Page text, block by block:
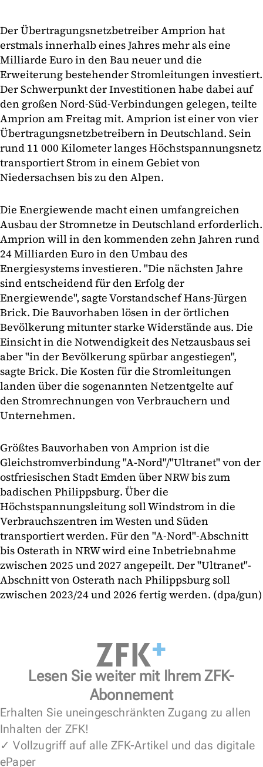
Der Übertragungsnetzbetreiber Amprion hat
erstmals innerhalb eines Jahres mehr als eine
Milliarde Euro in den Bau neuer und die
Erweiterung bestehender Stromleitungen investiert.
Der Schwerpunkt der Investitionen habe dabei auf
den großen Nord-Süd-Verbindungen gelegen, teilte
Amprion am Freitag mit. Amprion ist einer von vier
Übertragungsnetzbetreibern in Deutschland. Sein
rund 11 000 Kilometer langes Höchstspannungsnetz
transportiert Strom in einem Gebiet von
Niedersachsen bis zu den Alpen.
Die Energiewende macht einen umfangreichen
Ausbau der Stromnetze in Deutschland erforderlich.
Amprion will in den kommenden zehn Jahren rund
24 Milliarden Euro in den Umbau des
Energiesystems investieren. "Die nächsten Jahre
sind entscheidend für den Erfolg der
Energiewende", sagte Vorstandschef Hans-Jürgen
Brick. Die Bauvorhaben lösen in der örtlichen
Bevölkerung mitunter starke Widerstände aus. Die
Einsicht in die Notwendigkeit des Netzausbaus sei
aber "in der Bevölkerung spürbar angestiegen",
sagte Brick. Die Kosten für die Stromleitungen
landen über die sogenannten Netzentgelte auf
den Stromrechnungen von Verbrauchern und
Unternehmen.
Größtes Bauvorhaben von Amprion ist die
Gleichstromverbindung "A-Nord"/"Ultranet" von der
ostfriesischen Stadt Emden über NRW bis zum
badischen Philippsburg. Über die
Höchstspannungsleitung soll Windstrom in die
Verbrauchszentren im Westen und Süden
transportiert werden. Für den "A-Nord"-Abschnitt
bis Osterath in NRW wird eine Inbetriebnahme
zwischen 2025 und 2027 angepeilt. Der "Ultranet"-
Abschnitt von Osterath nach Philippsburg soll
zwischen 2023/24 und 2026 fertig werden. (dpa/gun)
Lesen Sie weiter mit Ihrem ZFK-
Abonnement
Erhalten Sie uneingeschränkten Zugang zu allen
Inhalten der ZFK!
✓ Vollzugriff auf alle ZFK-Artikel und das digitale
ePaper